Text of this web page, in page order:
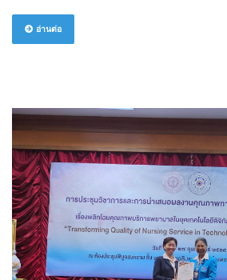
อ่านต่อ